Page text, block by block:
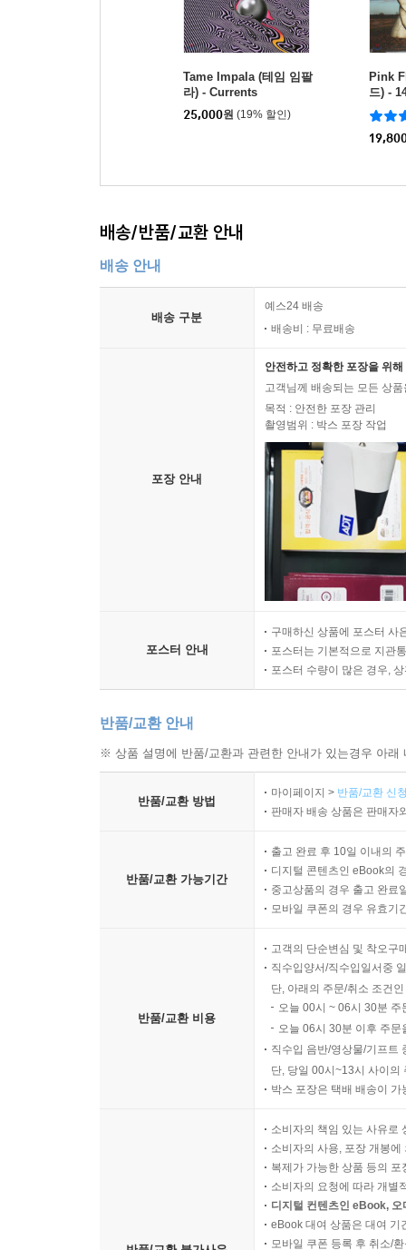
Tame Impala (테임 임팔
라) - Currents
25,000원 (19% 할인)
Pink
드) -
Bell
배송/반품/교환 안내
배송 안내
배송 구분
예스24 배송
배송비 : 무료배송
포장 안내
안전하고 정확한 포장을 위
고객님께 배송되는 모든 상
목적 : 안전한 포장 관리
촬영범위 : 박스 포장 작업
포스터 안내
구매하신 상품에 포스터 사
포스터는 기본적으로 지관
포스터 수량이 많은 경우,
반품/교환 안내
※ 상품 설명에 반품/교환과 관련한 안내가 있는경우 아
반품/교환 방법
마이페이지 > 반품/교환 신
판매자 배송 상품은 판매자
반품/교환 가능기간
출고 완료 후 10일 이내의
디지털 콘텐츠인 eBook의
중고상품의 경우 출고 완료
모바일 쿠폰의 경우 유효기
반품/교환 비용
고객의 단순변심 및 착오구
직수입양서/직수입일서중
단, 아래의 주문/취소 조건
오늘 00시 ~ 06시 30분
오늘 06시 30분 이후 주
직수입 음반/영상물/기프트
단, 당일 00시~13시 사이의
박스 포장은 택배 배송이
소비자의 책임 있는 사유로
소비자의 사용, 포장 개봉
복제가 가능한 상품 등의
소비자의 요청에 따라 개별
디지털 컨텐츠인 eBook,
eBook 대여 상품은 대여 기
모바일 쿠폰 등록 후 취소/